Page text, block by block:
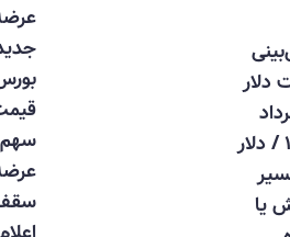
عرضه اولیه
جدید در راه
قیمت هر
سهم، زمان
سقف خرید